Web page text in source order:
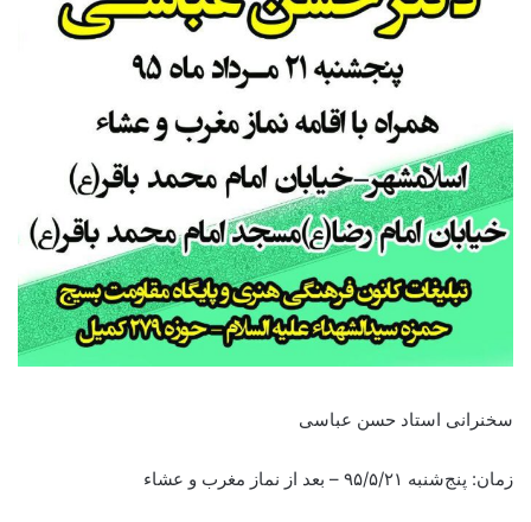
سخنرانی استاد حسن عباسی
زمان: پنج‌شنبه ۹۵/۵/۲۱ – بعد از نماز مغرب و عشاء